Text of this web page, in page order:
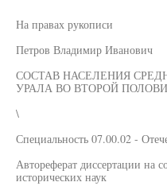
На правах рукописи
Петров Владимир Иванович
СОСТАВ НАСЕЛЕНИЯ
УРАЛА ВО ВТОРОЙ
\
Специальность 07.00.02 -
Автореферат диссертации на
исторических наук